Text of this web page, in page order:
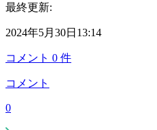
最終更新:
2024年5月30日13:14
コメント 0 件
コメント
0